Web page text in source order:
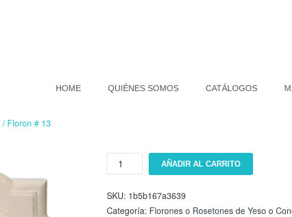
HOME QUIÉNES SOMOS CATÁLOGOS
/ Floron # 13
Floron
cantidad
AÑADIR AL CARRITO
SKU: 1b5b167a3639
Categoría: Florones o Rosetones de Yeso o